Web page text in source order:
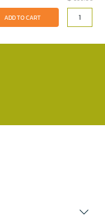
ADD TO CART